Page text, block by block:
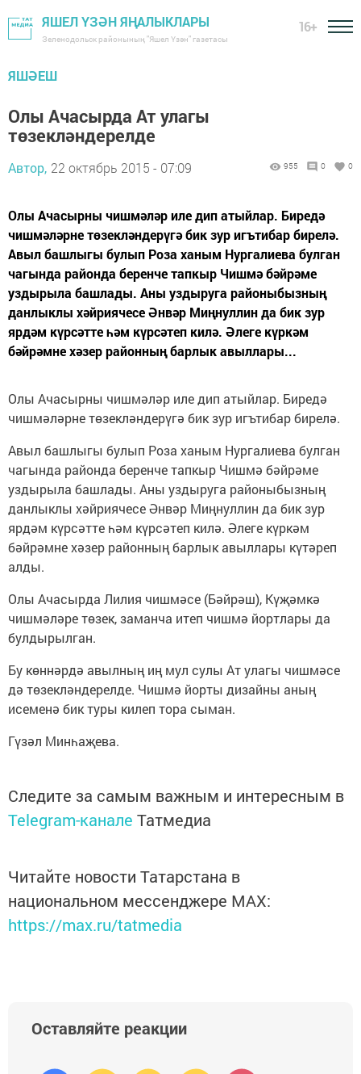
ЯШЕЛ ҮЗӘН ЯҢАЛЫКЛАРЫ
Зеленодольск районының "Яшел Үзән" газетасы
16+
ЯШӘЕШ
Олы Ачасырда Ат улагы
төзекләндерелде
Автор, 22 октябрь 2015 - 07:09 955 0 0
Олы Ачасырны чишмәләр иле дип атыйлар. Биредә
чишмәләрне төзекләндерүгә бик зур игътибар бирелә.
Авыл башлыгы булып Роза ханым Нургалиева булган
чагында районда беренче тапкыр Чишмә бәйрәме
уздырыла башлады. Аны уздыруга районыбызның
данлыклы хәйриячесе Әнвәр Миңнуллин да бик зур
ярдәм күрсәтте һәм күрсәтеп килә. Әлеге күркәм
бәйрәмне хәзер районның барлык авыллары...
Олы Ачасырны чишмәләр иле дип атыйлар. Биредә
чишмәләрне төзекләндерүгә бик зур игътибар бирелә.
Авыл башлыгы булып Роза ханым Нургалиева булган
чагында районда беренче тапкыр Чишмә бәйрәме
уздырыла башлады. Аны уздыруга районыбызның
данлыклы хәйриячесе Әнвәр Миңнуллин да бик зур
ярдәм күрсәтте һәм күрсәтеп килә. Әлеге күркәм
бәйрәмне хәзер районның барлык авыллары күтәреп
алды.
Олы Ачасырда Лилия чишмәсе (Бәйрәш), Күҗәмкә
чишмәләре төзек, заманча итеп чишмә йортлары да
булдырылган.
Бу көннәрдә авылның иң мул сулы Ат улагы чишмәсе
дә төзекләндерелде. Чишмә йорты дизайны аның
исеменә бик туры килеп тора сыман.
Гүзәл Минһаҗева.
Следите за самым важным и интересным в
Telegram-канале Татмедиа
Читайте новости Татарстана в
национальном мессенджере MАХ:
https://max.ru/tatmedia
Оставляйте реакции